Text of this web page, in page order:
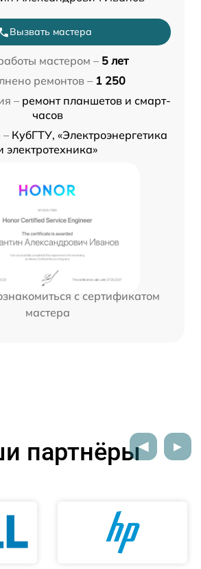
Вызвать мастера
мастером – 5 лет
ремонтов – 1 250
– ремонт планшетов и смарт-
часов
КубГТУ, «Электроэнергетика
электротехника»
с сертификатом
мастера
партнёры